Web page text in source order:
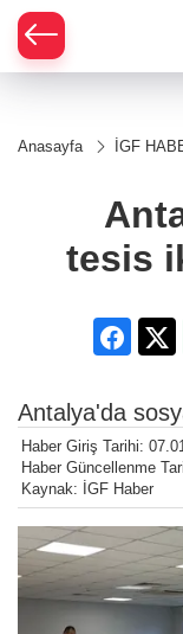
Anasayfa İGF
tesis
Antalya'da
Haber Giriş Tarihi:
Haber Güncellenme
Kaynak: İGF Haber